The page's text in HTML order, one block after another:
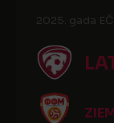
2025. gada